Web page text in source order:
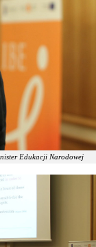
Edukacji Narodowej